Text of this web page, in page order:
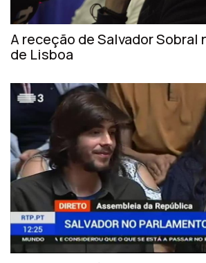
A receção de Salvador Sobral
de Lisboa